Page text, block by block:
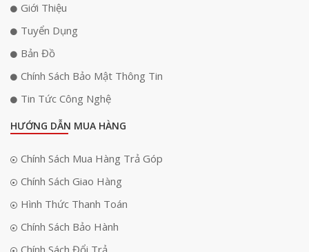
Giới Thiệu
Tuyển Dụng
Bản Đồ
Chính Sách Bảo Mật Thông Tin
Tin Tức Công Nghệ
HƯỚNG DẪN MUA HÀNG
Chính Sách Mua Hàng Trả Góp
Chính Sách Giao Hàng
Hình Thức Thanh Toán
Chính Sách Bảo Hành
Chính Sách Đổi Trả